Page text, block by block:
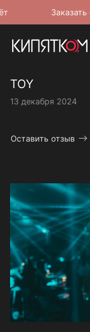
Заказать
TOY
13 декабря 2024
Оставить отзыв